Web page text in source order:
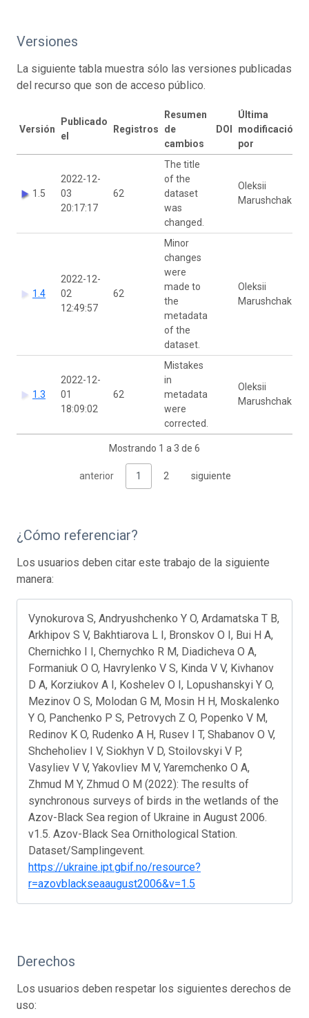
Versiones
La siguiente tabla muestra sólo las versiones publicadas
del recurso que son de acceso público.
Versión
Publicado
el
Registros
Resumen
de
cambios
DOI
Última
modificación
por
1.5
2022-12-
03
20:17:17
62
The title
of the
dataset
was
changed.
Oleksii
Marushchak
1.4
2022-12-
02
12:49:57
62
Minor
changes
were
made to
the
metadata
of the
dataset.
Oleksii
Marushchak
1.3
2022-12-
01
18:09:02
62
Mistakes
in
metadata
were
corrected.
Oleksii
Marushchak
Mostrando 1 a 3 de 6
anterior 1 2 siguiente
¿Cómo referenciar?
Los usuarios deben citar este trabajo de la siguiente
manera:
Vynokurova S, Andryushchenko Y O, Ardamatska T B,
Arkhipov S V, Bakhtiarova L I, Bronskov O I, Bui H A,
Chernichko I I, Chernychko R M, Diadicheva O A,
Formaniuk O O, Havrylenko V S, Kinda V V, Kivhanov
D A, Korziukov A I, Koshelev O I, Lopushanskyi Y O,
Mezinov O S, Molodan G M, Mosin H H, Moskalenko
Y O, Panchenko P S, Petrovych Z O, Popenko V M,
Redinov K O, Rudenko A H, Rusev I T, Shabanov O V,
Shcheholiev I V, Siokhyn V D, Stoilovskyi V P,
Vasyliev V V, Yakovliev M V, Yaremchenko O A,
Zhmud M Y, Zhmud O M (2022): The results of
synchronous surveys of birds in the wetlands of the
Azov-Black Sea region of Ukraine in August 2006.
v1.5. Azov-Black Sea Ornithological Station.
Dataset/Samplingevent.
https://ukraine.ipt.gbif.no/resource?
r=azovblackseaaugust2006&v=1.5
Derechos
Los usuarios deben respetar los siguientes derechos de
uso: